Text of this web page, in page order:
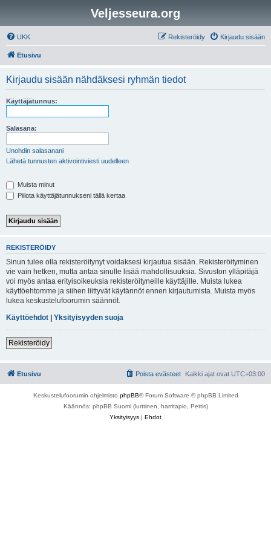
Veljesseura.org
UKK Kirjaudu sisään
Rekisteröidy
Etusivu
Kirjaudu sisään nähdäksesi ryhmän tiedot
Käyttäjätunnus:
Salasana:
Unohdin salasanani
Lähetä tunnusten aktivointiviesti uudelleen
Muista minut
Piilota käyttäjätunnukseni tällä kertaa
REKISTERÖIDY
Sinun tulee olla rekisteröitynyt voidaksesi kirjautua sisään. Rekisteröityminen
vie vain hetken, mutta antaa sinulle lisää mahdollisuuksia. Sivuston ylläpitäjä
voi myös antaa erityisoikeuksia rekisteröityneille käyttäjille. Muista lukea
käyttöehtomme ja siihen liittyvät käytännöt ennen kirjautumista. Muista myös
lukea keskustelufoorumin säännöt.
Käyttöehdot | Yksityisyyden suoja
Rekisteröidy
Etusivu Kaikki ajat ovat UTC+03:00
Poista evästeet
Keskustelufoorumin ohjelmisto phpBB® Forum Software © phpBB Limited
Käännös: phpBB Suomi (lurttinen, harritapio, Pettis)
Yksityisyys | Ehdot